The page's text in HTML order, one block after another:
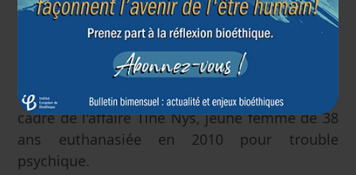
sur l'euthanasie, à travers laquestion
préjudicielleposée au sujet de l'absence
actuelle de sanction spécifique en cas de
violation des conditions de la « loi
euthanasie ». Cette question intervient dans le
cadre de l'affaire Tine Nys, jeune femme de 38
ans euthanasiée en 2010 pour trouble
psychique.